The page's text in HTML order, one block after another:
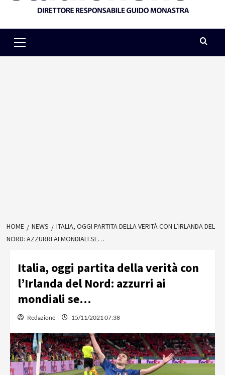
Menu
HOME NEWS
ITALIA, OGGI PARTITA DELLA VERITÀ CON L’IRLANDA DEL
NORD: AZZURRI AI MONDIALI SE…
Italia, oggi partita della verità con
l’Irlanda del Nord: azzurri ai
mondiali se…
Redazione 15/11/2021 07:38